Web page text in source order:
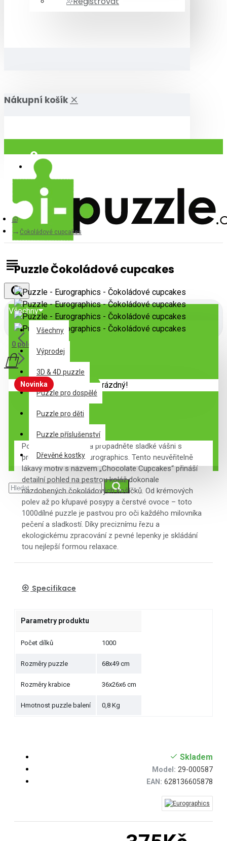
Nákupní košík
Přihlásit
Registrovat
Všechny
Všechny
Výprodej
3D & 4D puzzle
Puzzle pro dospělé
Puzzle pro děti
Puzzle příslušenství
Dřevěné kostky
0 položek - 0Kč
Váš nákupní košík je prázdný!
Čokoládové cupcakes
Puzzle Čokoládové cupcakes
Novinka Skladem
Description
Potěšte své smysly a propadněte sladké vášni s
prémiovým puzzle Eurographics. Tento neuvěřitelně
lákavý motiv s názvem „Chocolate Cupcakes“ přináší
detailní pohled na pestrou koláž dokonale
nazdobených čokoládových košíčků. Od krémových
polev až po křupavé posypy a čerstvé ovoce – toto
1000dílné puzzle je pastvou pro oči každého milovníka
pečení a sladkostí. Díky preciznímu řezu a
ekologickému zpracování z pevné lepenky je skládání
tou nejlepší formou relaxace.
Specifikace
Parametry produktu
Počet dílků 1000
Rozměry puzzle 68x49 cm
Rozměry krabice 36x26x6 cm
Hmotnost puzzle balení 0,8 Kg
Skladem
Model: 29-000587
EAN: 628136605878